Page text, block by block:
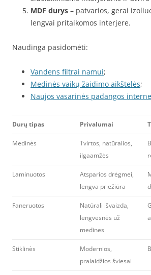
MDF durys – patvarios, gerai
lengvai pritaikomos interjere.
Naudinga pasidomėti:
Vandens filtrai namui;
Medinės vaikų žaidimo aikštelės;
Naujos vasarinės padangos
Durų tipas Privalumai
Medinės
Tvirtos, natūralios,
ilgaamžės
Laminuotos
Atsparios drėgmei,
lengva priežiūra
Faneruotos
Natūrali išvaizda,
lengvesnės už
medines
Stiklinės
Modernios,
pralaidžios šviesai